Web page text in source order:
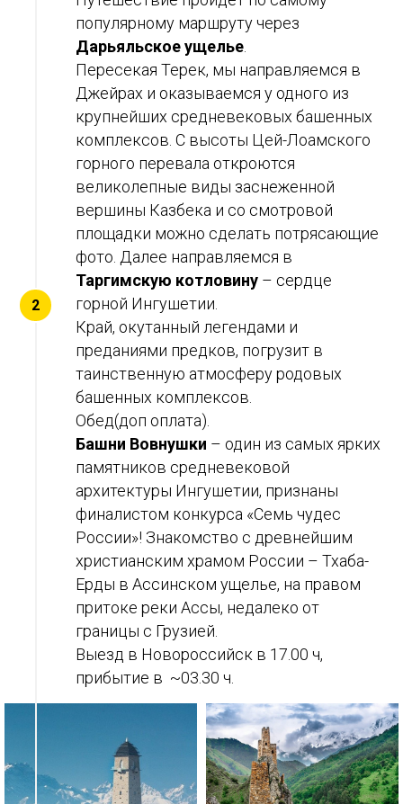
популярному маршруту через
Дарьяльское ущелье
Пересекая Терек, мы направляемся в
Джейрах и оказываемся у одного из
крупнейших средневековых башенных
комплексов. С высоты Цей-Лоамского
горного перевала откроются
великолепные виды заснеженной
вершины Казбека и со смотровой
площадки можно сделать потрясающие
фото. Далее направляемся в
Таргимскую котловину – сердце
горной Ингушетии.
Край, окутанный легендами и
преданиями предков, погрузит в
таинственную атмосферу родовых
башенных комплексов.
Обед(доп оплата).
Башни Вовнушки – один из самых ярких
памятников средневековой
архитектуры Ингушетии, признаны
финалистом конкурса «Семь чудес
России»! Знакомство с древнейшим
христианским храмом России – Тхаба-
Ерды в Ассинском ущелье, на правом
притоке реки Ассы, недалеко от
границы с Грузией.
Выезд в Новороссийск в 17.00 ч,
прибытие в ~03.30 ч.